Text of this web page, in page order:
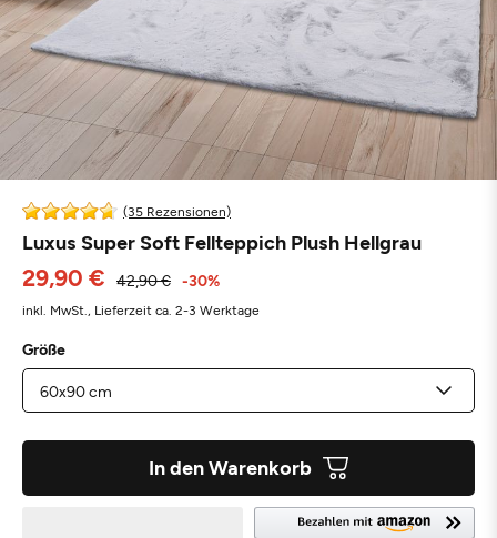
(35 Rezensionen)
Luxus Super Soft Fellteppich Plush Hellgrau
29,90 € 42,90 € -30%
inkl. MwSt., Lieferzeit ca. 2-3 Werktage
Größe
In den Warenkorb